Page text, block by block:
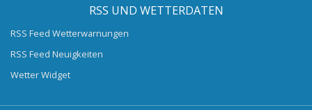
RSS UND WETTERDATEN
RSS Feed Wetterwarnungen
RSS Feed Neuigkeiten
Wetter Widget